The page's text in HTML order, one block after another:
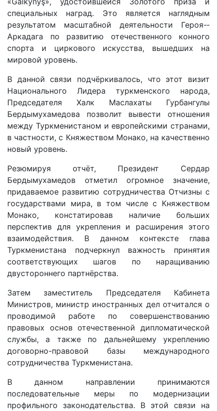
специальных наград. Это является наглядным
результатом масштабной деятельности Героя-­
Аркадага по развитию отечественного конного
спорта и циркового искусства, вышедших на
мировой уровень.
В данной связи подчёркивалось, что этот визит
Нацио­нального Лидера туркменского народа,
Председателя Халк Маслахаты Гурбангулы
Бердымухамедова позволит вывести отношения
между Туркменистаном и европейскими странами,
в частности, с Княжеством Монако, на качественно
новый уровень.
Резюмируя отчёт, Президент Сердар
Бердымухамедов отметил огромное значение,
придаваемое развитию сотрудничества Отчизны с
государствами мира, в том числе с Княжеством
Монако, констатировав наличие больших
перспектив для укрепления и расширения этого
взаимодействия. В данном контексте глава
Туркменистана подчеркнул важность принятия
соответствующих шагов по наращиванию
двустороннего партнёрства.
Затем заместитель Председателя Кабинета
Министров, министр иностранных дел отчитался о
проводимой работе по совершенствованию
правовых основ отечественной дипломатической
службы, а также по дальнейшему укреплению
договорно-правовой базы международного
сотрудничества Туркменистана.
В данном направлении принимаются
последовательные меры по модернизации
профильного законодательства. В этой связи на